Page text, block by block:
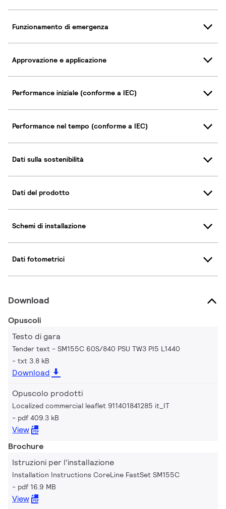
Funzionamento di emergenza
Approvazione e applicazione
Performance iniziale (conforme a IEC)
Performance nel tempo (conforme a IEC)
Dati sulla sostenibilità
Dati del prodotto
Schemi di installazione
Dati fotometrici
Download
Opuscoli
Testo di gara
Tender text - SM155C 60S/840 PSU TW3 PI5 L1440
txt 3.8 kB
Download
Opuscolo prodotti
Localized commercial leaflet 911401841285 it_IT
pdf 409.3 kB
View
Brochure
Istruzioni per l'installazione
Installation Instructions CoreLine FastSet SM155C
pdf 16.9 MB
View